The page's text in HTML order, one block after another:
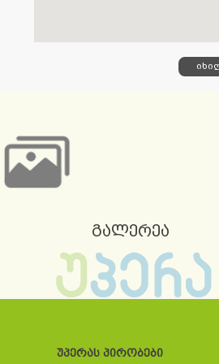
გალერეა
უპერას პირობები